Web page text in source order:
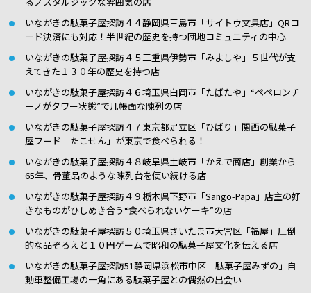
いながきの駄菓子屋探訪４４静岡県三島市「サイトウ文具店」QRコ
ード決済にも対応！半世紀の歴史を持つ団地コミュニティの中心
いながきの駄菓子屋探訪４５三重県伊勢市「みよしや」５世代が支
えてきた１３０年の歴史を持つ店
いながきの駄菓子屋探訪４６埼玉県白岡市「たばたや」“ペペロンチ
ーノがタワー状態”で几帳面な陳列の店
いながきの駄菓子屋探訪４７東京都足立区「ひばり」関西の駄菓子
屋フード「たこせん」が東京で食べられる！
いながきの駄菓子屋探訪４８岐阜県土岐市「かえで商店」創業から
65年、骨董品のような陳列台を使い続ける店
いながきの駄菓子屋探訪４９栃木県下野市「Sango-Papa」店主の好
きなものがひしめき合う“食べられないケーキ”の店
いながきの駄菓子屋探訪５０埼玉県さいたま市大宮区「福屋」圧倒
的な品ぞろえと１０円ゲームで昭和の駄菓子屋文化を伝える店
いながきの駄菓子屋探訪51静岡県浜松市中区「駄菓子屋みずの」自
動車整備工場の一角にある駄菓子屋との偶然の出会い